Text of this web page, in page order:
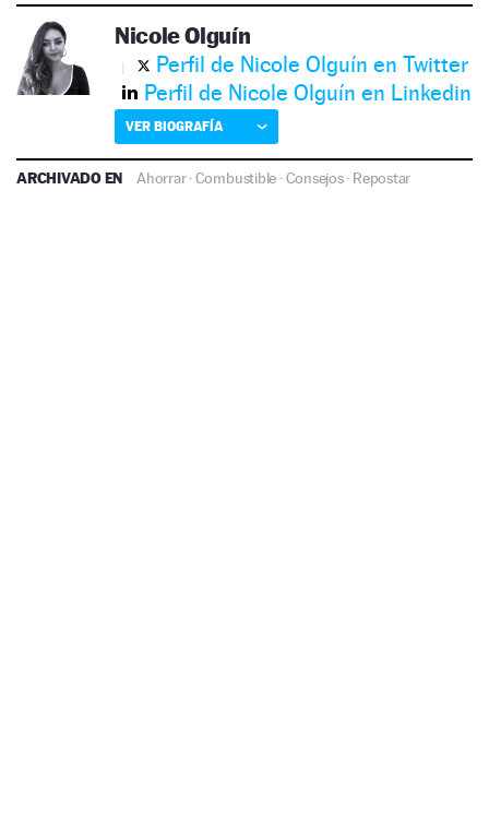
Nicole Olguín
Perfil de Nicole Olguín en Twitter
Perfil de Nicole Olguín en Linkedin
VER BIOGRAFÍA
ARCHIVADO EN Ahorrar·Combustible ·Consejos· Repostar